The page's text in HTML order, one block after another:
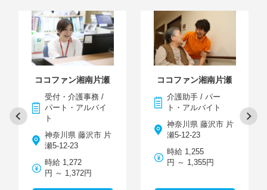
ココファン湘南片瀬
受付・介護事務 /
パート・アルバイ
ト
神奈川県 藤沢市 片
瀬5-12-23
時給 1,272
円 ～ 1,372円
ココファン湘南片瀬
介護助手 / パー
ト・アルバイト
神奈川県 藤沢市 片
瀬5-12-23
時給 1,255
円 ～ 1,355円